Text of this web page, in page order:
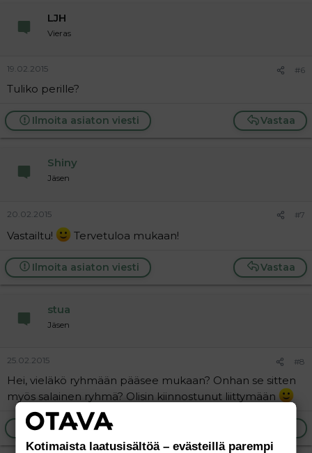
LJH
Vieras
19.02.2015 #6
Tuliko perille?
Vastaa
Ilmoita asiaton viesti
Shiny
Jäsen
20.02.2015 #7
Vastailtu! Tervetuloa mukaan!
Vastaa
Ilmoita asiaton viesti
stua
Jäsen
25.02.2015 #8
Hei, vieläkö ryhmään pääsee mukaan? Onhan se sitten
myös salainen ryhmä? Olisin kiinnostunut liittymään
Ilmoita asiaton viesti
Kotimaista laatusisältöä – evästeillä parempi